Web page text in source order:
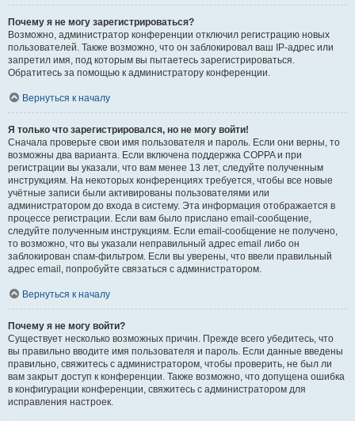
Почему я не могу зарегистрироваться?
Возможно, администратор конференции отключил регистрацию новых
пользователей. Также возможно, что он заблокировал ваш IP-адрес или
запретил имя, под которым вы пытаетесь зарегистрироваться.
Обратитесь за помощью к администратору конференции.
Вернуться к началу
Я только что зарегистрировался, но не могу войти!
Сначала проверьте свои имя пользователя и пароль. Если они верны, то
возможны два варианта. Если включена поддержка COPPA и при
регистрации вы указали, что вам менее 13 лет, следуйте полученным
инструкциям. На некоторых конференциях требуется, чтобы все новые
учётные записи были активированы пользователями или
администратором до входа в систему. Эта информация отображается в
процессе регистрации. Если вам было прислано email-сообщение,
следуйте полученным инструкциям. Если email-сообщение не получено,
то возможно, что вы указали неправильный адрес email либо он
заблокирован спам-фильтром. Если вы уверены, что ввели правильный
адрес email, попробуйте связаться с администратором.
Вернуться к началу
Почему я не могу войти?
Существует несколько возможных причин. Прежде всего убедитесь, что
вы правильно вводите имя пользователя и пароль. Если данные введены
правильно, свяжитесь с администратором, чтобы проверить, не был ли
вам закрыт доступ к конференции. Также возможно, что допущена ошибка
в конфигурации конференции, свяжитесь с администратором для
исправления настроек.